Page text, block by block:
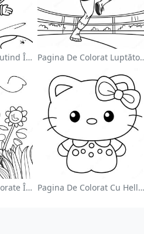
Astronaut Drăguț Plutind În Spațiu - Pagina De Colorat Pagina De Colorat
Grădină De Flori Colorate În Pagină De Colorat Pagina De Colorat Cu Hello Kitty Drăguță Cu Fundiță